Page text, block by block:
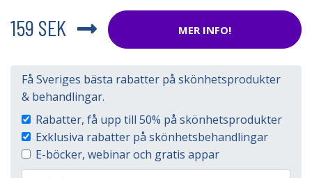
159 SEK
MER INFO!
Få Sveriges bästa rabatter på skönhetsprodukter
& behandlingar.
Rabatter, få upp till 50% på skönhetsprodukter
Exklusiva rabatter på skönhetsbehandlingar
E-böcker, webinar och gratis appar